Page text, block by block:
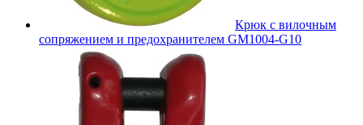
Крюк с вилочным
сопряжением и предохранителем GM1004-G10